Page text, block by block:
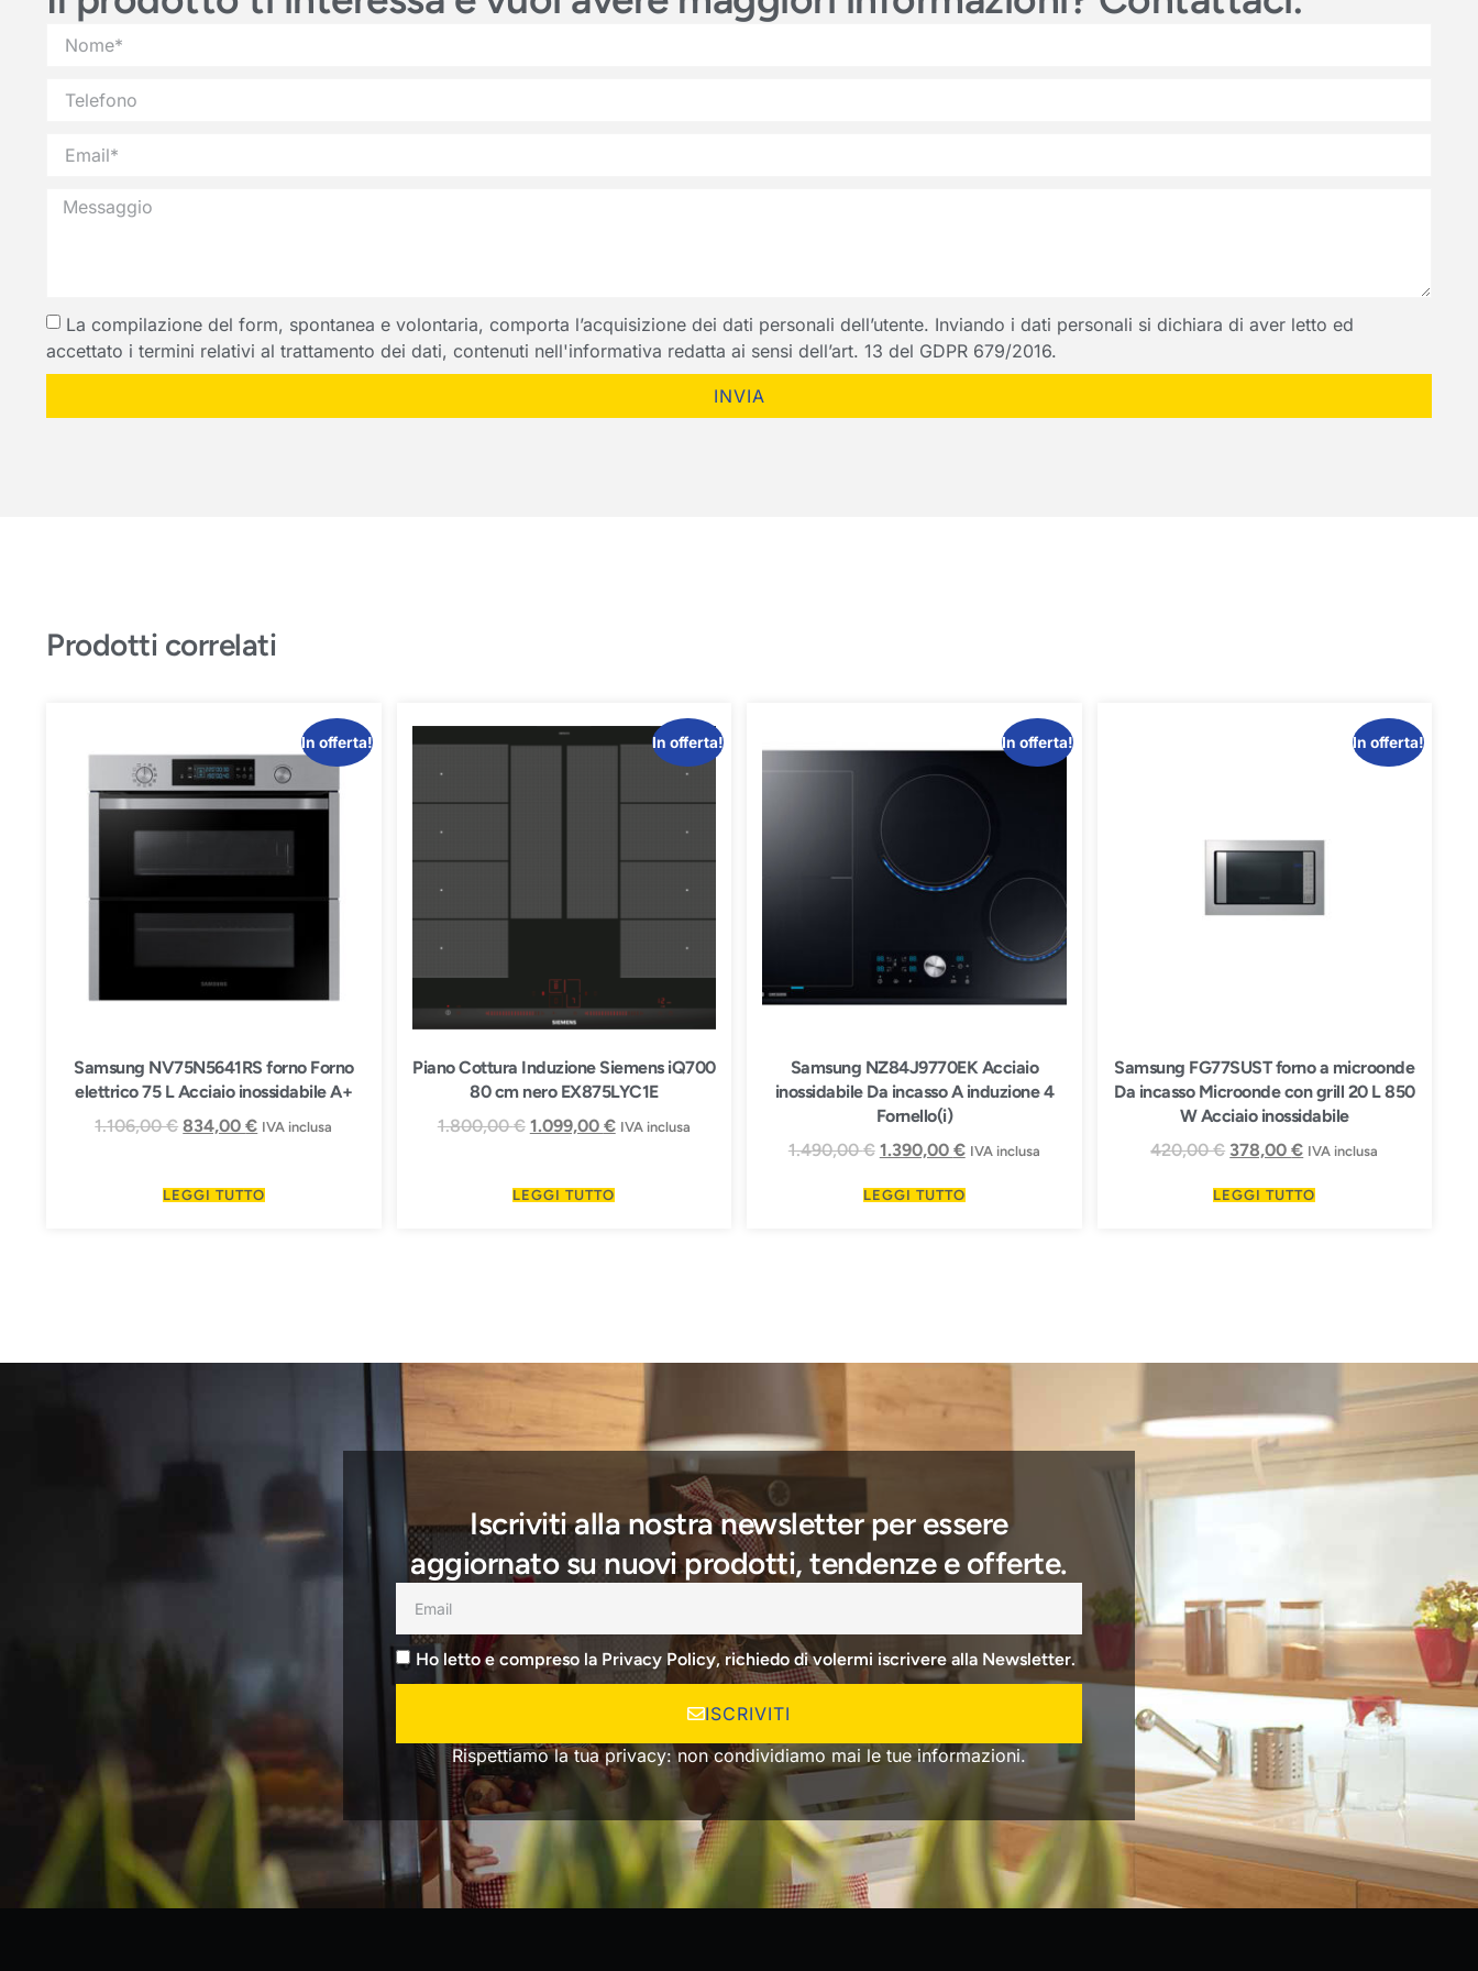
La compilazione del form, spontanea e volontaria, comporta l’acquisizione dei dati personali dell’utente. Inviando i dati personali si dichiara di aver letto ed
accettato i termini relativi al trattamento dei dati, contenuti nell'informativa redatta ai sensi dell’art. 13 del GDPR 679/2016.
INVIA
Prodotti correlati
In offerta!
Samsung NV75N5641RS forno Forno
elettrico 75 L Acciaio inossidabile A+
1.106,00€ 834,00€ IVA inclusa
LEGGI TUTTO
In offerta!
Piano Cottura Induzione Siemens iQ700
80 cm nero EX875LYC1E
1.800,00€ 1.099,00 € IVA inclusa
LEGGI TUTTO
In offerta!
Samsung NZ84J9770EK Acciaio
inossidabile Da incasso A induzione 4
Fornello(i)
1.490,00€ 1.390,00 € IVA inclusa
LEGGI TUTTO
In offerta!
Samsung FG77SUST forno a microonde
Da incasso Microonde con grill 20 L 850
W Acciaio inossidabile
420,00€ 378,00€ IVA inclusa
LEGGI TUTTO
Iscriviti alla nostra newsletter per essere
aggiornato su nuovi prodotti, tendenze e offerte.
Ho letto e compreso la Privacy Policy, richiedo di volermi iscrivere alla Newsletter.
ISCRIVITI
Rispettiamo la tua privacy: non condividiamo mai le tue informazioni.